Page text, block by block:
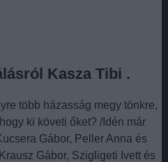
Kasza Tibi .
több házasság megy tönkre,
ki követi őket? /Idén már
Gábor, Peller Anna és
Gábor, Szigligeti Ivett és